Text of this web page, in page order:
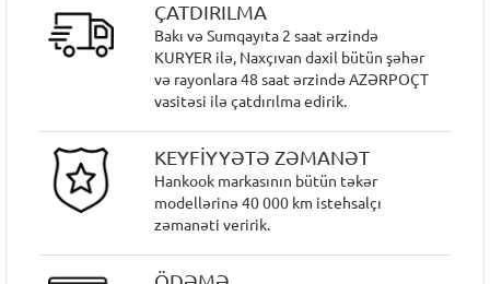
ÇATDIRILMA
Bakı və Sumqayıta 2 saat ərzində
KURYER ilə, Naxçıvan daxil bütün şəhər
və rayonlara 48 saat ərzində AZƏRPOÇT
vasitəsi ilə çatdırılma edirik.
KEYFİYYƏTƏ ZƏMANƏT
Hankook markasının bütün təkər
modellərinə 40 000 km istehsalçı
zəmanəti veririk.